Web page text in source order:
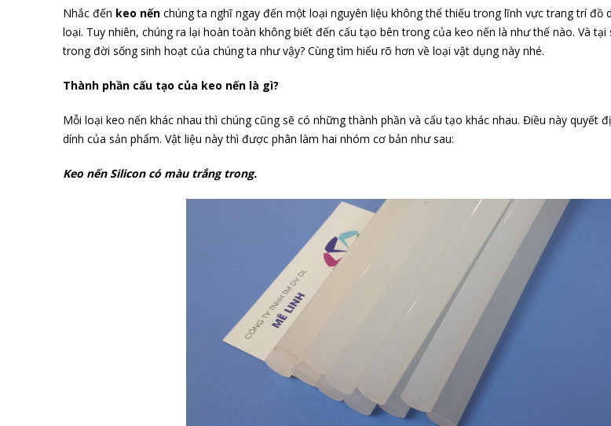
Nhắc đến keo nến chúng ta nghĩ ngay đến một loại nguyên liệu không thể thiếu trong lĩnh vực trang trí đồ
loại. Tuy nhiên, chúng ra lại hoàn toàn không biết đến cấu tạo bên trong của keo nến là như thế nào. Và
trong đời sống sinh hoạt của chúng ta như vậy? Cùng tìm hiểu rõ hơn về loại vật dụng này nhé.
Thành phần cấu tạo của keo nến là gì?
Mỗi loại keo nến khác nhau thì chúng cũng sẽ có những thành phần và cấu tạo khác nhau. Điều này quyết
dính của sản phẩm. Vật liệu này thì được phân làm hai nhóm cơ bản như sau:
Keo nến Silicon có màu trắng trong.